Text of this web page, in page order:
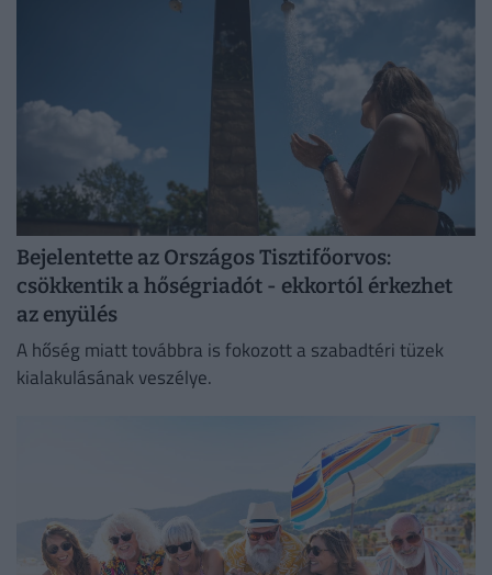
Bejelentette az Országos Tisztifőorvos:
csökkentik a hőségriadót - ekkortól érkezhet
az enyülés
A hőség miatt továbbra is fokozott a szabadtéri tüzek
kialakulásának veszélye.